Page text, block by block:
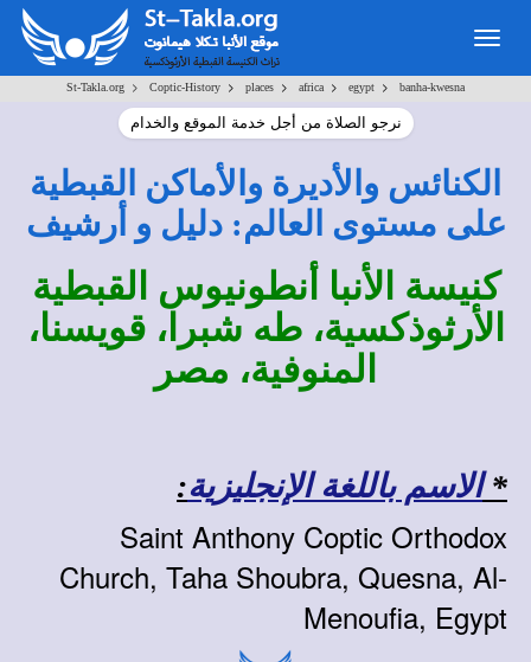
St-Takla.org > Coptic-History > places > africa > egypt > banha-kwesna
نرجو الصلاة من أجل خدمة الموقع والخدام
الكنائس والأديرة والأماكن القبطية
على مستوى العالم: دليل و أرشيف
كنيسة الأنبا أنطونيوس القبطية
الأرثوذكسية، طه شبرا، قويسنا،
المنوفية، مصر
*الاسم باللغة الإنجليزية:
Saint Anthony Coptic Orthodox
Church, Taha Shoubra, Quesna, Al-
Menoufia, Egypt